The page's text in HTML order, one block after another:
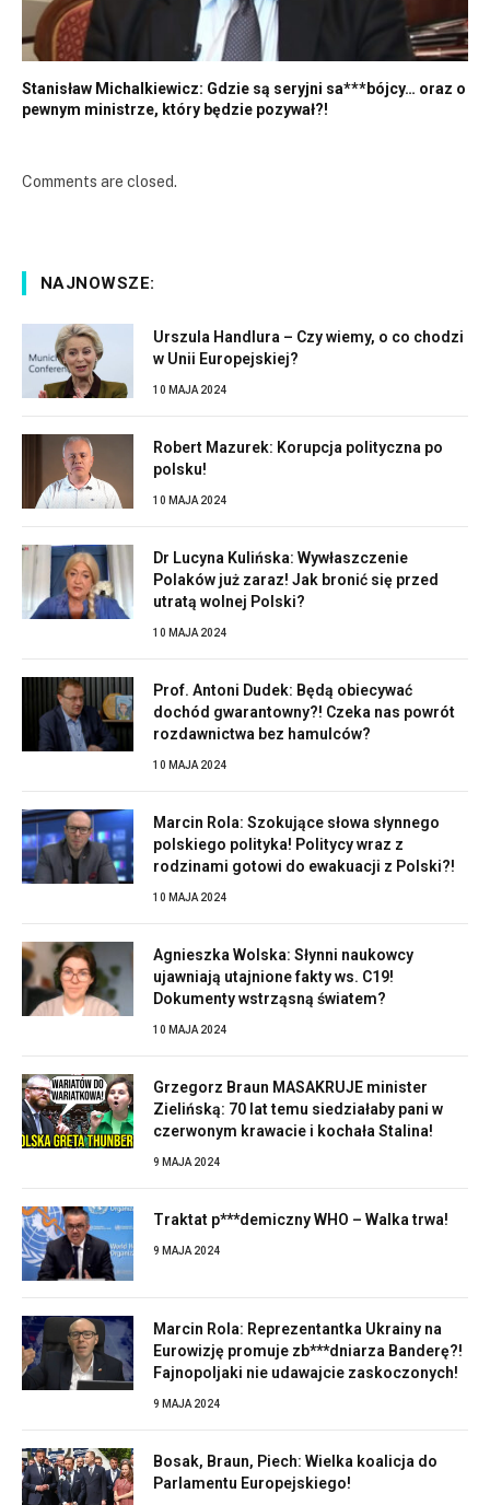
Stanisław Michalkiewicz: Gdzie są seryjni sa***bójcy… oraz o
pewnym ministrze, który będzie pozywał?!
Comments are closed.
NAJNOWSZE:
Urszula Handlura – Czy wiemy, o co chodzi
w Unii Europejskiej?
10 MAJA 2024
Robert Mazurek: Korupcja polityczna po
polsku!
10 MAJA 2024
Dr Lucyna Kulińska: Wywłaszczenie
Polaków już zaraz! Jak bronić się przed
utratą wolnej Polski?
10 MAJA 2024
Prof. Antoni Dudek: Będą obiecywać
dochód gwarantowny?! Czeka nas powrót
rozdawnictwa bez hamulców?
10 MAJA 2024
Marcin Rola: Szokujące słowa słynnego
polskiego polityka! Politycy wraz z
rodzinami gotowi do ewakuacji z Polski?!
10 MAJA 2024
Agnieszka Wolska: Słynni naukowcy
ujawniają utajnione fakty ws. C19!
Dokumenty wstrząsną światem?
10 MAJA 2024
Grzegorz Braun MASAKRUJE minister
Zielińską: 70 lat temu siedziałaby pani w
czerwonym krawacie i kochała Stalina!
9 MAJA 2024
Traktat p***demiczny WHO – Walka trwa!
9 MAJA 2024
Marcin Rola: Reprezentantka Ukrainy na
Eurowizję promuje zb***dniarza Banderę?!
Fajnopoljaki nie udawajcie zaskoczonych!
9 MAJA 2024
Bosak, Braun, Piech: Wielka koalicja do
Parlamentu Europejskiego!